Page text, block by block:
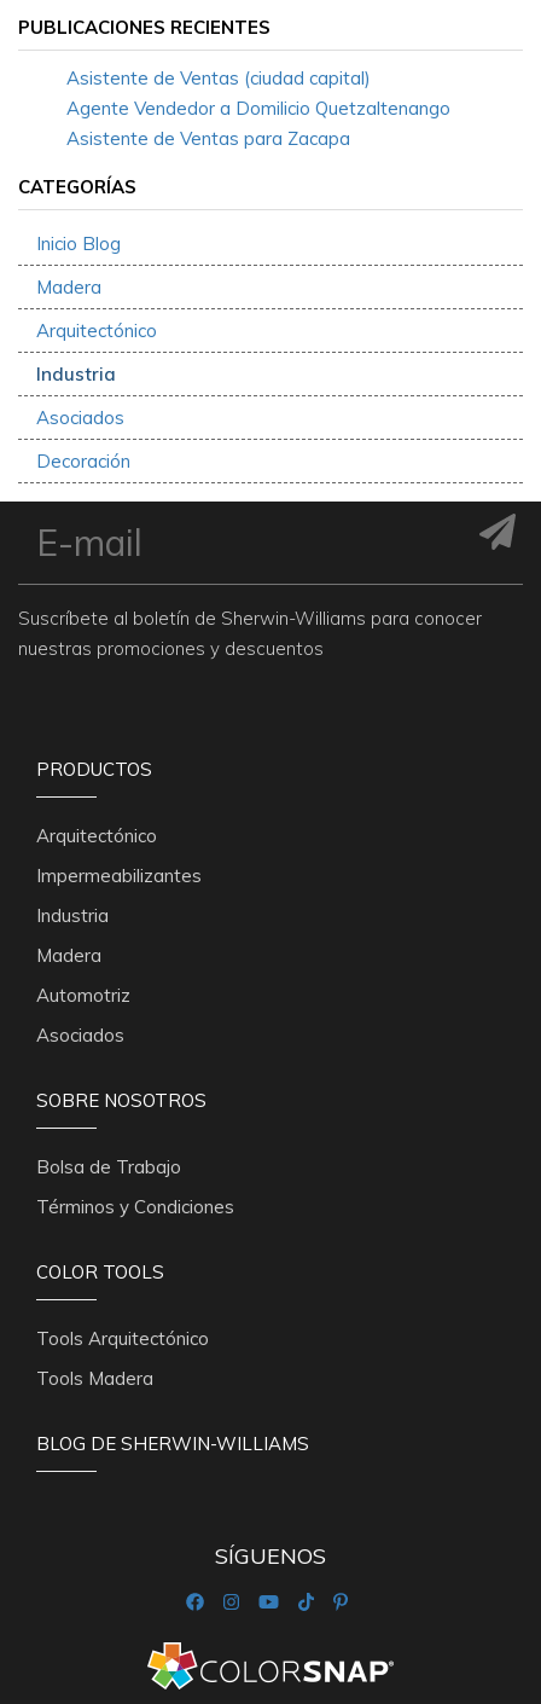
PUBLICACIONES RECIENTES
Asistente de Ventas (ciudad capital)
Agente Vendedor a Domilicio Quetzaltenango
Asistente de Ventas para Zacapa
CATEGORÍAS
Inicio Blog
Madera
Arquitectónico
Industria
Asociados
Decoración
Suscríbete al boletín de Sherwin-Williams para conocer
nuestras promociones y descuentos
PRODUCTOS
Arquitectónico
Impermeabilizantes
Industria
Madera
Automotriz
Asociados
SOBRE NOSOTROS
Bolsa de Trabajo
Términos y Condiciones
COLOR TOOLS
Tools Arquitectónico
Tools Madera
BLOG DE SHERWIN-WILLIAMS
SÍGUENOS